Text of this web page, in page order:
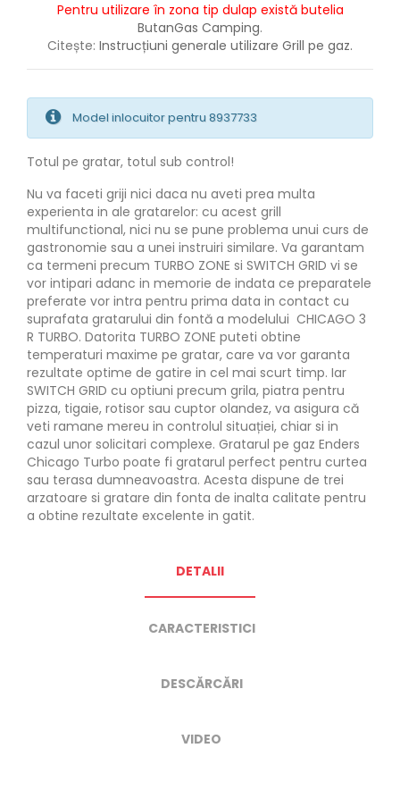
Pentru utilizare în zona tip dulap există butelia
ButanGas Camping.
Citește: Instrucțiuni generale utilizare Grill pe gaz.
Model inlocuitor pentru 8937733
Totul pe gratar, totul sub control!
Nu va faceti griji nici daca nu aveti prea multa
experienta in ale gratarelor: cu acest grill
multifunctional, nici nu se pune problema unui curs de
gastronomie sau a unei instruiri similare. Va garantam
ca termeni precum TURBO ZONE si SWITCH GRID vi se
vor intipari adanc in memorie de indata ce preparatele
preferate vor intra pentru prima data in contact cu
suprafata gratarului din fontă a modelului CHICAGO 3
R TURBO. Datorita TURBO ZONE puteti obtine
temperaturi maxime pe gratar, care va vor garanta
rezultate optime de gatire in cel mai scurt timp. Iar
SWITCH GRID cu optiuni precum grila, piatra pentru
pizza, tigaie, rotisor sau cuptor olandez, va asigura că
veti ramane mereu in controlul situației, chiar si in
cazul unor solicitari complexe. Gratarul pe gaz Enders
Chicago Turbo poate fi gratarul perfect pentru curtea
sau terasa dumneavoastra. Acesta dispune de trei
arzatoare si gratare din fonta de inalta calitate pentru
a obtine rezultate excelente in gatit.
DETALII
CARACTERISTICI
DESCĂRCĂRI
VIDEO